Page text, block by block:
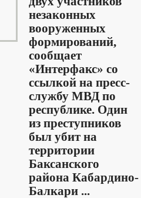
незаконных
вооруженных
формирований,
сообщает
«Интерфакс» со
ссылкой на пресс-
службу МВД по
республике. Один
из преступников
был убит на
территории
Баксанского
района Кабардино-
Балкари ...